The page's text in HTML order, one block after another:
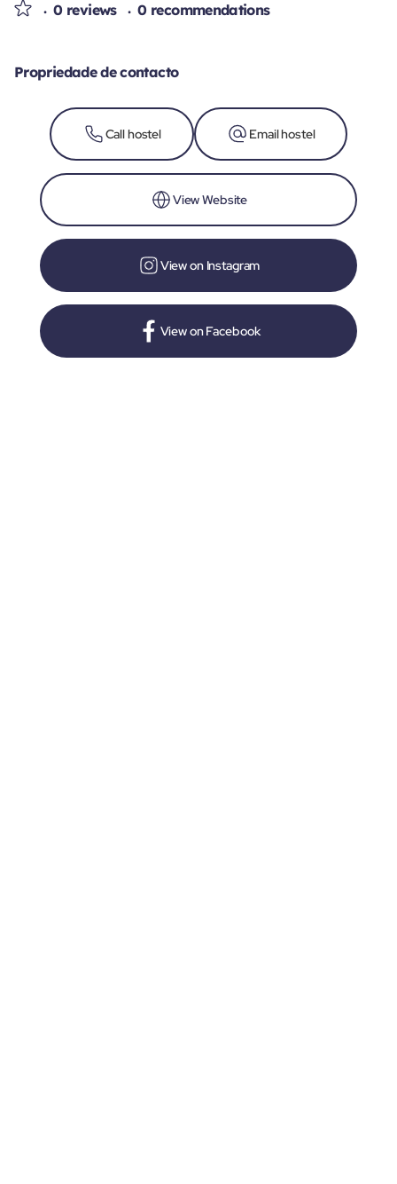
0 reviews 0 recommendations
Propriedade de contacto
Call hostel Email hostel
View Website
View on Instagram
View on Facebook